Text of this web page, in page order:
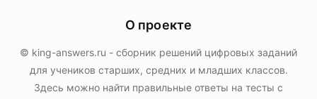
О проекте
© king-answers.ru - сборник решений цифровых заданий
для учеников старших, средних и младших классов.
Здесь можно найти правильные ответы на тесты с